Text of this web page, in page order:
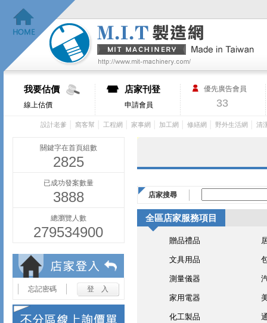
我要估價
線上估價
店家刊登
申請會員
優先廣告會員
33
設計老爹 窩客幫 工程網 家事網 加工網 修繕網 野外生活網 清
關鍵字在首頁組數
2825
已成功發案數量
3888
總瀏覽人數
279534900
忘記密碼
店家搜尋
全區店家服務項目
贈品禮品
文具用品
測量儀器
家用電器
化工製品